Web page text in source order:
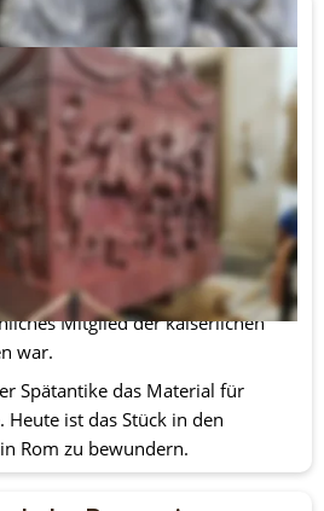
der Helena“
Kaiser Konstantin dem Großen.
eine Pilgerreise ins Heilige
des Kreuzes Christi nach
Nach ihrem Tod im Jahr 329 n.
in diesem Sarkophag
Darstellungen von
gaben und
Vermutung, dass der Sarkophag
Konstantin selbst oder
Mitglied der kaiserlichen
war.
Spätantike das Material für
Heute ist das Stück in den
Rom zu bewundern.